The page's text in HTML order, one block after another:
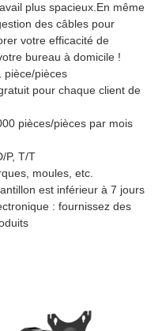
plus spacieux.En même
des câbles pour
votre efficacité de
bureau à domicile !
pièce/pièces
pour chaque client de
pièces/pièces par mois
P, T/T
moules, etc.
est inférieur à 7 jours
: fournissez des